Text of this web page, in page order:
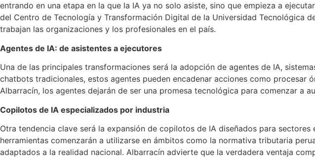
entrando en una etapa en la que la IA ya no solo asiste, sino que empieza a
del Centro de Tecnología y Transformación Digital de la Universidad Tecnológica
trabajan las organizaciones y los profesionales en el país.
Agentes de IA: de asistentes a ejecutores
Una de las principales transformaciones será la adopción de agentes de IA,
chatbots tradicionales, estos agentes pueden encadenar acciones como
Albarracín, los agentes dejarán de ser una promesa tecnológica para comenzar a
Copilotos de IA especializados por industria
Otra tendencia clave será la expansión de copilotos de IA diseñados para
herramientas comenzarán a utilizarse en ámbitos como la normativa tributaria
adaptados a la realidad nacional. Albarracín advierte que la verdadera ventaja